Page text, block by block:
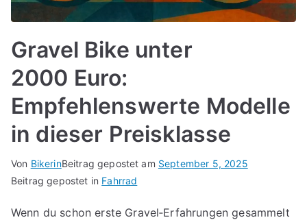
Gravel Bike unter
2000 Euro:
Empfehlenswerte Modelle
in dieser Preisklasse
Von BikerinBeitrag gepostet am September 5, 2025
Beitrag gepostet in Fahrrad
Wenn du schon erste Gravel‑Erfahrungen gesammelt